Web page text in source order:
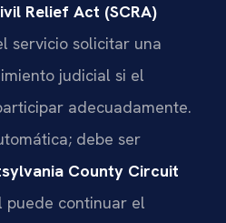
Relief Act (SCRA)
servicio solicitar una
judicial si el
adecuadamente.
debe ser
County Circuit
puede continuar el